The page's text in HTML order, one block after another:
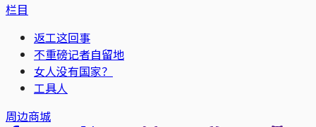
栏目
返工这回事
不重磅记者自留地
女人没有国家？
工具人
周边商城